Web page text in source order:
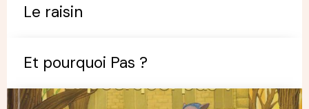
Le raisin
Et pourquoi Pas ?